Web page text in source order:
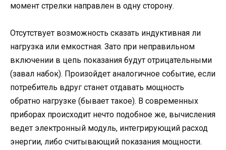
момент стрелки направлен в одну сторону.
Отсутствует возможность сказать индуктивная ли
нагрузка или емкостная. Зато при неправильном
включении в цепь показания будут отрицательными
(завал набок). Произойдет аналогичное событие, если
потребитель вдруг станет отдавать мощность
обратно нагрузке (бывает такое). В современных
приборах происходит нечто подобное же, вычисления
ведет электронный модуль, интегрирующий расход
энергии, либо считывающий показания мощности.